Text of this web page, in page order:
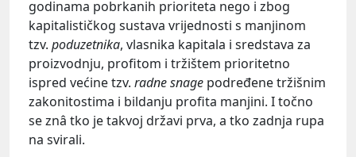
godinama pobrkanih prioriteta nego i zbog
kapitalističkog sustava vrijednosti s manjinom
tzv. poduzetnika, vlasnika kapitala i sredstava za
proizvodnju, profitom i tržištem prioritetno
ispred većine tzv. radne snage podređene tržišnim
zakonitostima i bildanju profita manjini. I točno
se znâ tko je takvoj državi prva, a tko zadnja rupa
na svirali.